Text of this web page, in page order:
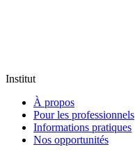
Institut
À propos
Pour les professionnels
Informations pratiques
Nos opportunités